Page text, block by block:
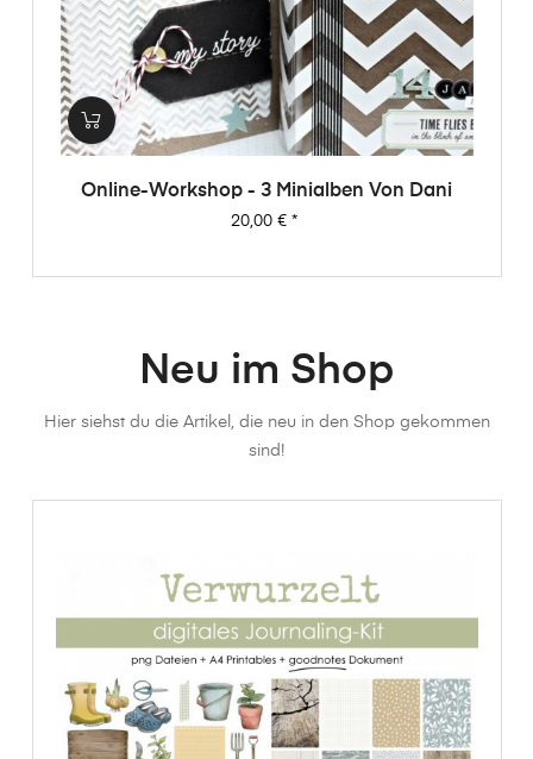
Online-Workshop - 3 Minialben Von Dani
Preis
20,00 €*
Neu im Shop
Hier siehst du die Artikel, die neu in den Shop gekommen
sind!